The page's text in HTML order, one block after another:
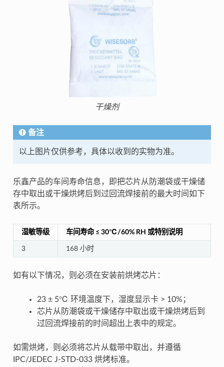
干燥剂
备注
以上图片仅供参考，具体以收到的实物为准。
乐鑫产品的车间寿命信息，即把芯片从防潮袋或干燥储
存中取出或干燥烘烤后到过回流焊接前的最大时间如下
表所示。
湿敏等级 车间寿命 ≤ 30℃/60% RH 或特别说明
3 168 小时
如有以下情况，则必须在安装前烘烤芯片：
23 ± 5℃ 环境温度下，湿度显示卡 > 10%；
芯片从防潮袋或干燥储存中取出或干燥烘烤后到
过回流焊接前的时间超出上表中的规定。
如需烘烤，则必须将芯片从载带中取出，并遵循
IPC/JEDEC J-STD-033 烘烤标准。